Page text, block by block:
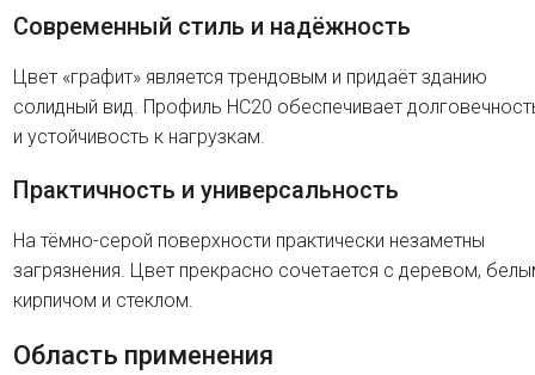
Современный стиль и надёжность
Цвет «графит» является трендовым и придаёт зданию
солидный вид. Профиль HC20 обеспечивает
и устойчивость к нагрузкам.
Практичность и универсальность
На тёмно-серой поверхности практически незаметны
загрязнения. Цвет прекрасно сочетается с деревом,
кирпичом и стеклом.
Область применения